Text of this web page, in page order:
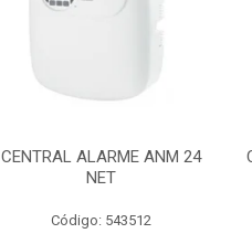
CENTRAL ALARME ANM 24
NET
Código: 543512